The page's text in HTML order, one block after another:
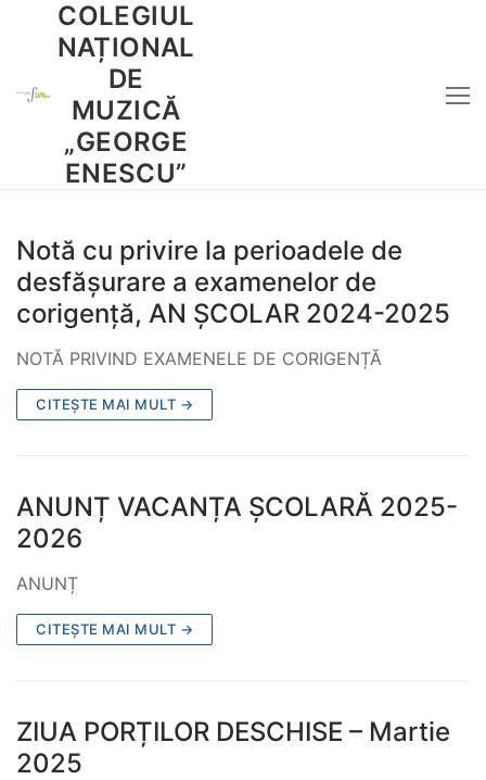
COLEGIUL
NAȚIONAL
DE
MUZICĂ
„GEORGE
ENESCU”
Notă cu privire la perioadele de
desfășurare a examenelor de
corigență, AN ȘCOLAR 2024-2025
NOTĂ PRIVIND EXAMENELE DE CORIGENȚĂ
CITEȘTE MAI MULT →
ANUNȚ VACANȚA ȘCOLARĂ 2025-
2026
ANUNȚ
CITEȘTE MAI MULT →
ZIUA PORȚILOR DESCHISE – Martie
2025